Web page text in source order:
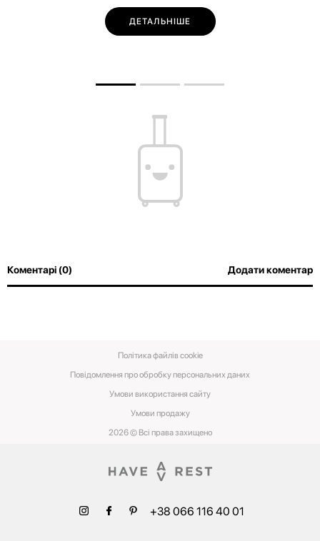
ДЕТАЛЬНІШЕ
Коментарі (0) Додати коментар
2026 © Всі права захищено
Повідомлення про обробку персональних даних
Умови використання сайту
Умови‌ ‌продажу‌
Політика файлів cookie
+38 066 116 40 01